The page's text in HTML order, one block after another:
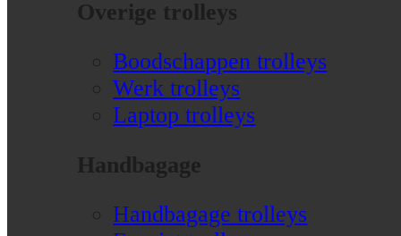
Overige trolleys
Boodschappen trolleys
Werk trolleys
Laptop trolleys
Handbagage
Handbagage trolleys